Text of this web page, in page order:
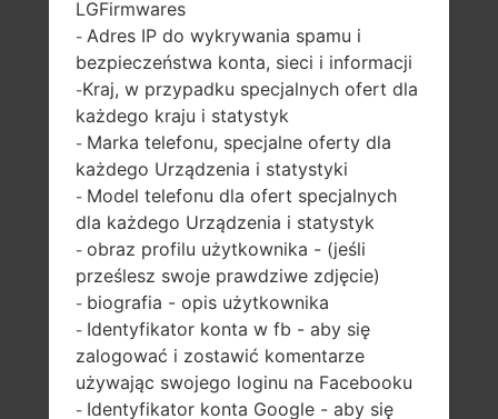
100 gramów (3.53
uncji)
wymienny Li-Ion
1700 mAh
Android 4.1-4.3
Jelly Bean
Kwiecień, 2013
LGFirmwares
- Adres IP do wykrywania spamu i
bezpieczeństwa konta, sieci i informacji
-Kraj, w przypadku specjalnych ofert dla
każdego kraju i statystyk
- Marka telefonu, specjalne oferty dla
każdego Urządzenia i statystyki
- Model telefonu dla ofert specjalnych
dla każdego Urządzenia i statystyk
- obraz profilu użytkownika - (jeśli
prześlesz swoje prawdziwe zdjęcie)
- biografia - opis użytkownika
- Identyfikator konta w fb - aby się
zalogować i zostawić komentarze
używając swojego loginu na Facebooku
- Identyfikator konta Google - aby się